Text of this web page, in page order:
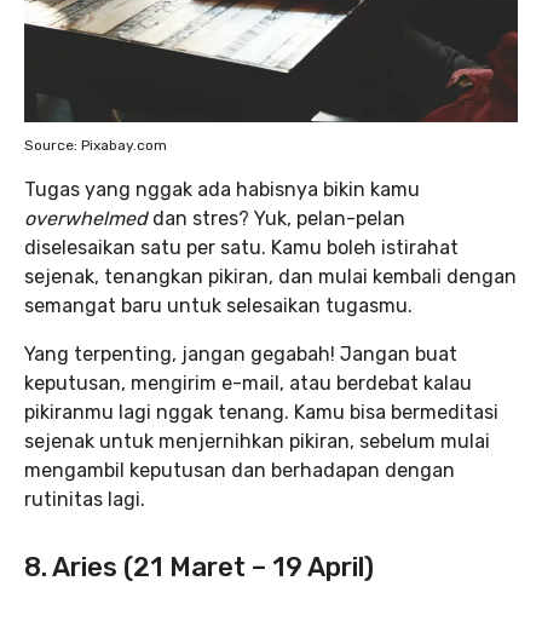
Source: Pixabay.com
Tugas yang nggak ada habisnya bikin kamu
overwhelmeddan stres? Yuk, pelan-pelan
diselesaikan satu per satu. Kamu boleh istirahat
sejenak, tenangkan pikiran, dan mulai kembali dengan
semangat baru untuk selesaikan tugasmu.
Yang terpenting, jangan gegabah! Jangan buat
keputusan, mengirim e-mail, atau berdebat kalau
pikiranmu lagi nggak tenang. Kamu bisa bermeditasi
sejenak untuk menjernihkan pikiran, sebelum mulai
mengambil keputusan dan berhadapan dengan
rutinitas lagi.
8. Aries (21 Maret – 19 April)